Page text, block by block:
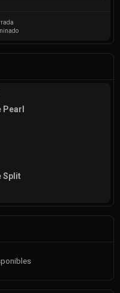
Split